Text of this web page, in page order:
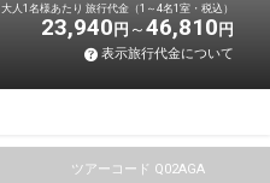
大人1名様あたり 旅行代金（1～4名1室・税込）
23,940 円 46,810 円
表示旅行代金について
ツアーコード Q02AGA